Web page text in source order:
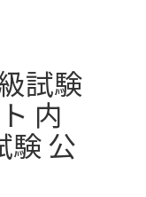
試験
内
験 公